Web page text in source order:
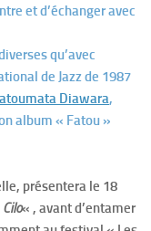
et d’échanger avec
qu’avec
de Jazz de 1987
Diawara,
album « Fatou »
présentera le 18
Cilo« , avant d’entamer